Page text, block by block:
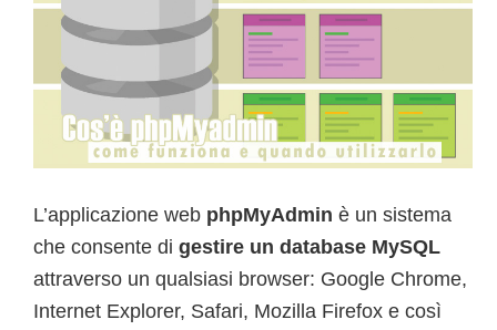
L’applicazione web phpMyAdmin è un sistema
che consente di gestire un database MySQL
attraverso un qualsiasi browser: Google Chrome,
Internet Explorer, Safari, Mozilla Firefox e così